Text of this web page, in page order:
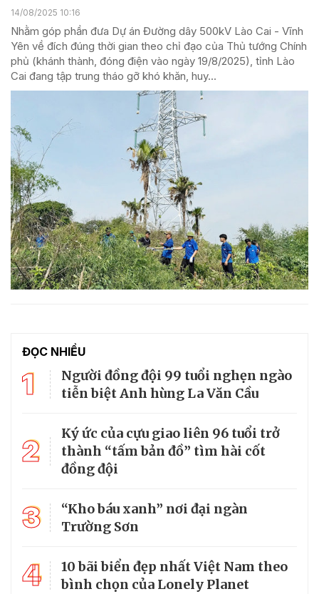
14/08/2025 10:16
Nhằm góp phần đưa Dự án Đường dây 500kV Lào Cai - Vĩnh
Yên về đích đúng thời gian theo chỉ đạo của Thủ tướng Chính
phủ (khánh thành, đóng điện vào ngày 19/8/2025), tỉnh Lào
Cai đang tập trung tháo gỡ khó khăn, huy...
ĐỌC NHIỀU
1
Người đồng đội 99 tuổi nghẹn ngào
tiễn biệt Anh hùng La Văn Cầu
2
Ký ức của cựu giao liên 96 tuổi trở
thành “tấm bản đồ” tìm hài cốt
đồng đội
3
“Kho báu xanh” nơi đại ngàn
Trường Sơn
4
10 bãi biển đẹp nhất Việt Nam theo
bình chọn của Lonely Planet